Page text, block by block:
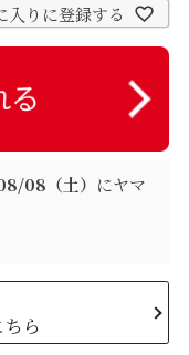
入りに登録する
08（土） にヤマ
ら